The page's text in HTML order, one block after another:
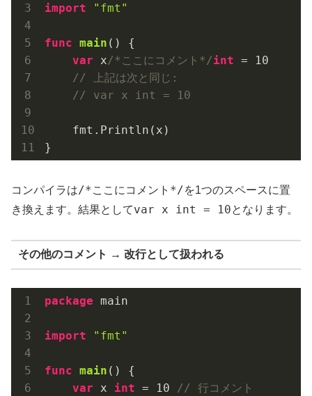
import "fmt"
func main ()
{
var x/*ここにコメント*/int =
10
// 上記は次と同じ:
// var x int = 10
    fmt.Println(x)
コンパイラは/*ここにコメント*/を1つのスペースに置
き換えます。結果としてvar x int = 10となります。
その他のコメント → 改行として扱われる
package main
import "fmt"
func main ()
{
var x int = 10
// 行コメント